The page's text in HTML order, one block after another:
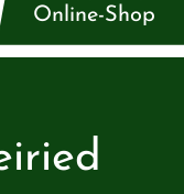
Online-Shop